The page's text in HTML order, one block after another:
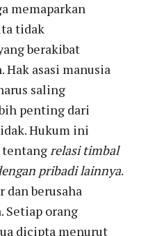
memaparkan
tidak
berakibat
asasi manusia
saling
penting dari
Hukum ini
tentang relasi timbal
pribadi lainnya.
dan berusaha
Setiap orang
dicipta menurut